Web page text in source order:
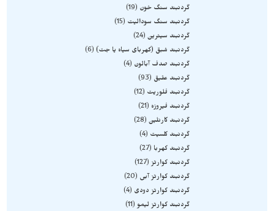
گردنبند سنگ خون
19
گردنبند سنگ سودالیت
15
گردنبند سیترین 24
گردنبند شبق (کهربای سیاه یا جت) 6
گردنبند صدف آبالون
4
گردنبند عقیق
93
گردنبند فلوریت
12
گردنبند فیروزه
21
گردنبند کارنلین 28
گردنبند کلسیت
4
گردنبند کهربا
27
گردنبند کوارتز 127
گردنبند کوارتز آبی
20
گردنبند کوارتز دودی
4
گردنبند کوارتز لیمو 11